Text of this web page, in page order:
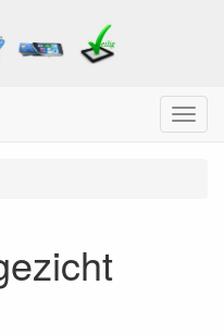
Menu